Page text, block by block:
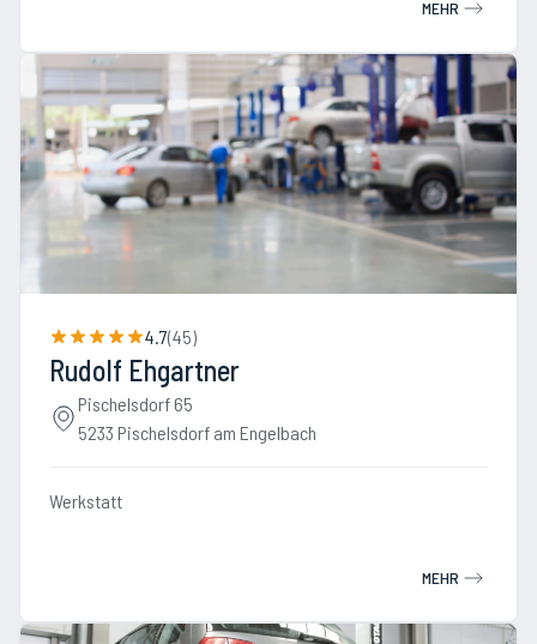
MEHR
4.7(45)
Rudolf Ehgartner
Pischelsdorf 65
5233 Pischelsdorf am Engelbach
Werkstatt
MEHR